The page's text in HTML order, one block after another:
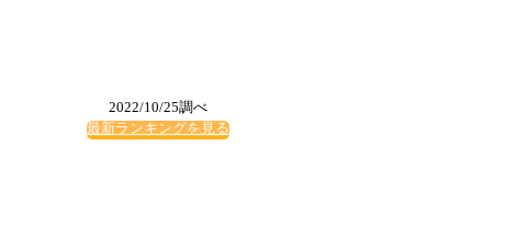
2022/10/25調べ
最新ランキングを見る